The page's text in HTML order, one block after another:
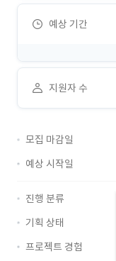
예상 기간
지원자 수
모집 마감일
예상 시작일
진행 분류
기획 상태
프로젝트 경험